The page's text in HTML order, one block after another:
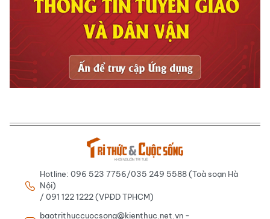
Hotline: 096 523 7756/035 249 5588 (Toà soạn Hà
Nội)
/ 091 122 1222 (VPĐD TPHCM)
baotrithuccuocsong@kienthuc.net.vn -